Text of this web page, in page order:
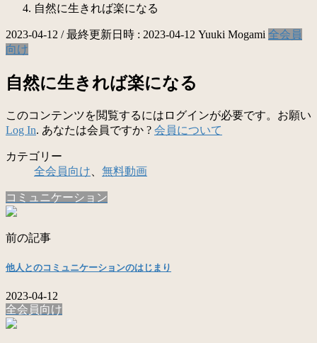
自然に生きれば楽になる
2023-04-12 / 最終更新日時 : 2023-04-12 Yuuki Mogami 全会員
向け
自然に生きれば楽になる
このコンテンツを閲覧するにはログインが必要です。お願い
Log In. あなたは会員ですか ? 会員について
カテゴリー
全会員向け
無料動画
コミュニケーション
前の記事
他人とのコミュニケーションのはじまり
2023-04-12
全会員向け